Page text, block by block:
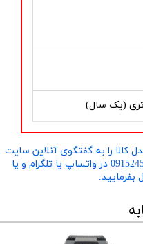
(یک سال)
کالا را به گفتگوی آنلاین سایت
​​​​​​​(سمت چپ پایین صفحه) و یا شماره 09152458635 در واتساپ یا تلگرام و یا
بفرمایید.